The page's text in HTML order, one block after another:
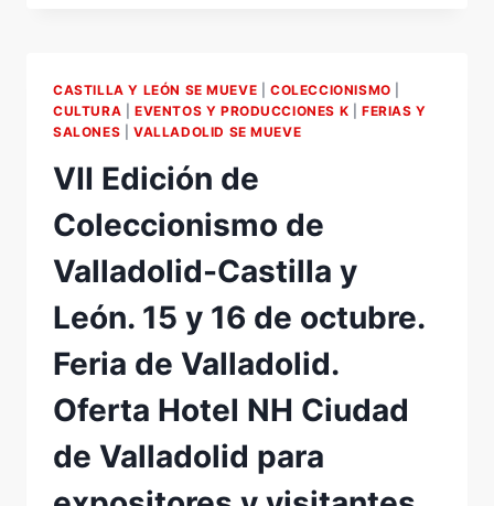
7
OCTUBRE.
11
H
CASA
MUNICIPAL
DE
CULTURA
DE
REVILLA.
CASTILLA Y LEÓN SE MUEVE |COLECCIONISMO
CULTURA
EVENTOS Y PRODUCCIONES K |FERIAS Y
SALONES
VALLADOLID SE MUEVE
VII Edición de
Coleccionismo de
Valladolid-Castilla y
León. 15 y 16 de octubre.
Feria de Valladolid.
Oferta Hotel NH Ciudad
de Valladolid para